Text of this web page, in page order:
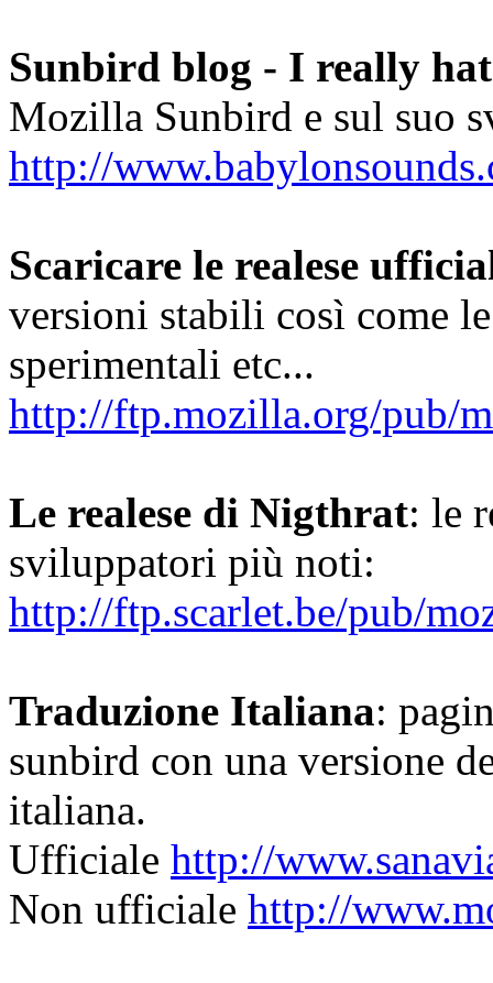
Sunbird blog - I really
Mozilla Sunbird e sul suo
http://
Scaricare le realese
versioni stabili così come
sperimentali etc...
http://ftp.mozilla.org/pub/
Le realese di Nigthrat: le
sviluppatori più noti:
http://ftp.scarlet.be/pub/
Traduzione Italiana:
sunbird con una versione
italiana.
Ufficiale http://
Non ufficiale http://